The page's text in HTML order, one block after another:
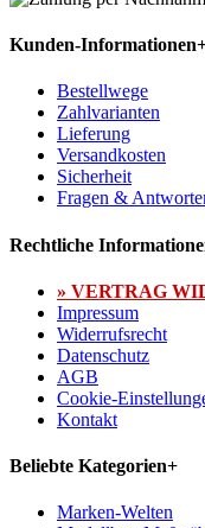
Kunden-Informationen
Bestellwege
Zahlvarianten
Lieferung
Versandkosten
Sicherheit
Fragen &
Rechtliche
» VERTRAG
Impressum
Widerrufsrecht
Datenschutz
AGB
Cookie-
Kontakt
Beliebte Kategorien+
Marken-Welten